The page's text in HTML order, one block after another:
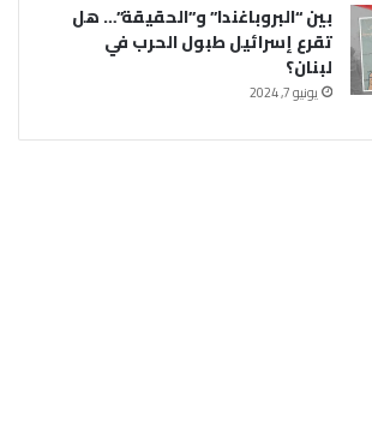
بين “البروباغندا” و”الحقيقة”… هل
تقرع إسرائيل طبول الحرب في
لبنان؟
يونيو 7, 2024